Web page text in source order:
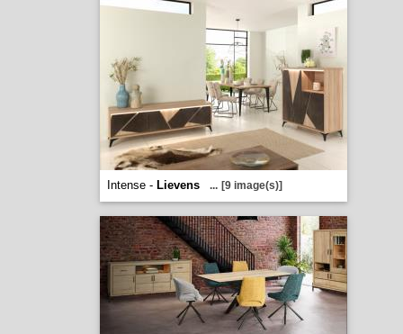
Intense - Lievens ... [9 image(s)]